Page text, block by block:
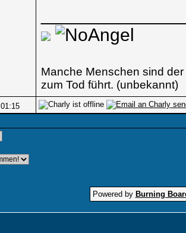
Manche Menschen sind
zum Tod führt. (unbekannt)
01:15
Powered by Burning